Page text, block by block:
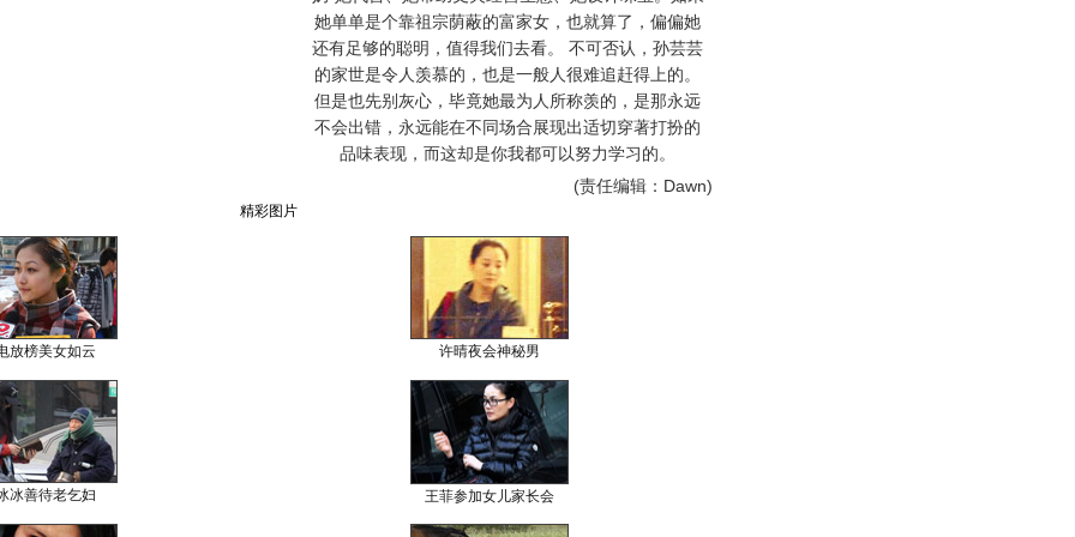
她单单是个靠祖宗荫蔽的富家女，也就算了，偏偏她
还有足够的聪明，值得我们去看。 不可否认，孙芸芸
的家世是令人羡慕的，也是一般人很难追赶得上的。
但是也先别灰心，毕竟她最为人所称羡的，是那永远
不会出错，永远能在不同场合展现出适切穿著打扮的
品味表现，而这却是你我都可以努力学习的。
(责任编辑：Dawn)
精彩图片
放榜美女如云 许晴夜会神秘男
冰善待老乞妇 王菲参加女儿家长会